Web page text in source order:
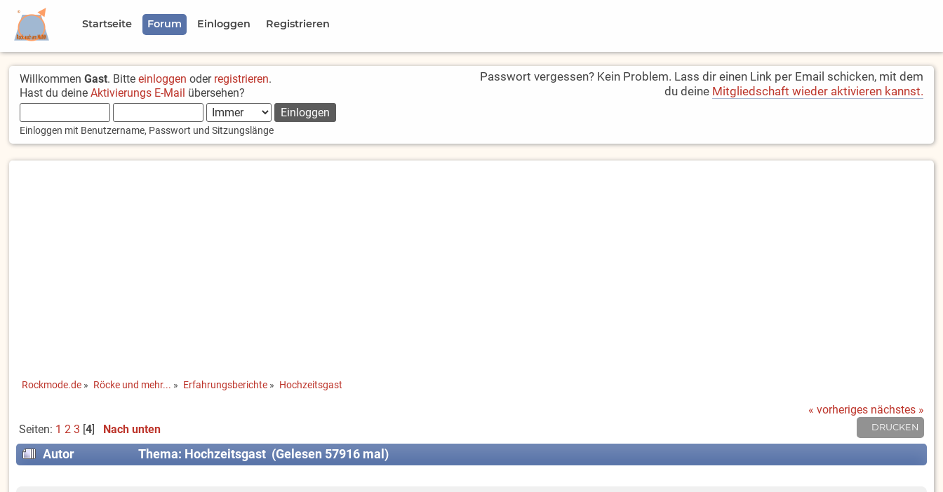
Startseite Forum Einloggen Registrieren
WillkommenGast. Bitteeinloggen oder registrieren.
Hast du deineAktivierungs E-Mail übersehen?
Einloggen mit Benutzername, Passwort und Sitzungslänge
Passwort vergessen? Kein Problem. Lass dir einen Link per Email schicken, mit dem
du deine Mitgliedschaft wieder aktivieren kannst.
Rockmode.de » Röcke und mehr... » Erfahrungsberichte » Hochzeitsgast
« vorheriges nächstes »
DRUCKEN
Seiten: 1 2 3 [4] Nach unten
Autor Thema: Hochzeitsgast (Gelesen 57916 mal)